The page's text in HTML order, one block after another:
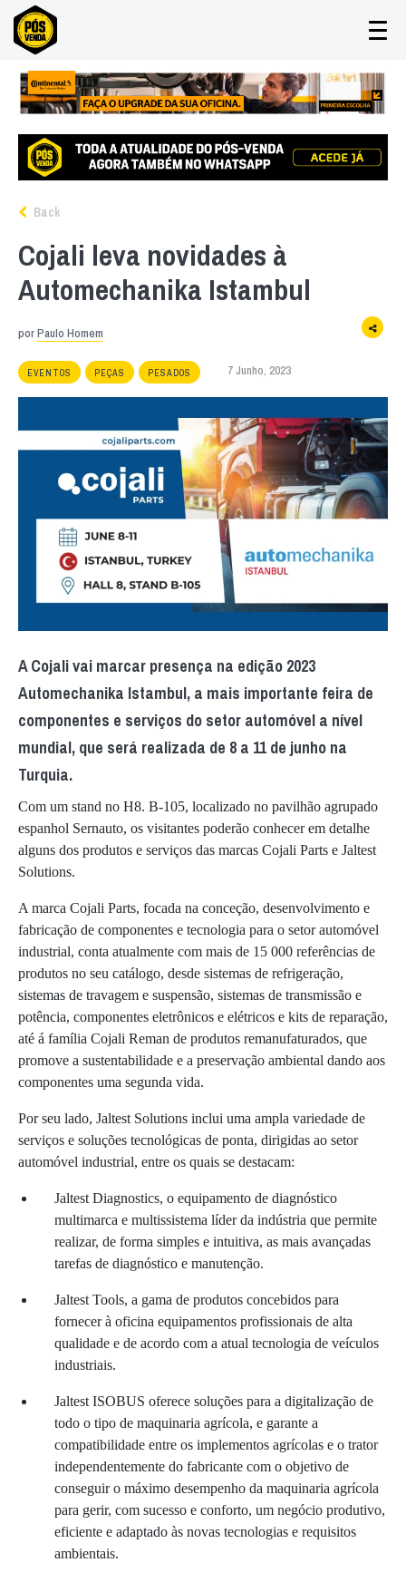
Back
Cojali leva novidades à
Automechanika Istambul
porPaulo Homem
EVENTOS PEÇAS PESADOS 7 Junho, 2023
A Cojali vai marcar presença na edição 2023
Automechanika Istambul, a mais importante feira de
componentes e serviços do setor automóvel a nível
mundial, que será realizada de 8 a 11 de junho na
Turquia.
Com um stand no H8. B-105, localizado no pavilhão agrupado
espanhol Sernauto, os visitantes poderão conhecer em detalhe
alguns dos produtos e serviços das marcas Cojali Parts e Jaltest
Solutions.
A marca Cojali Parts, focada na conceção, desenvolvimento e
fabricação de componentes e tecnologia para o setor automóvel
industrial, conta atualmente com mais de 15 000 referências de
produtos no seu catálogo, desde sistemas de refrigeração,
sistemas de travagem e suspensão, sistemas de transmissão e
potência, componentes eletrônicos e elétricos e kits de reparação,
até á família Cojali Reman de produtos remanufaturados, que
promove a sustentabilidade e a preservação ambiental dando aos
componentes uma segunda vida.
Por seu lado, Jaltest Solutions inclui uma ampla variedade de
serviços e soluções tecnológicas de ponta, dirigidas ao setor
automóvel industrial, entre os quais se destacam:
Jaltest Diagnostics, o equipamento de diagnóstico
multimarca e multissistema líder da indústria que permite
realizar, de forma simples e intuitiva, as mais avançadas
tarefas de diagnóstico e manutenção.
Jaltest Tools, a gama de produtos concebidos para
fornecer à oficina equipamentos profissionais de alta
qualidade e de acordo com a atual tecnologia de veículos
industriais.
Jaltest ISOBUS oferece soluções para a digitalização de
todo o tipo de maquinaria agrícola, e garante a
compatibilidade entre os implementos agrícolas e o trator
independentemente do fabricante com o objetivo de
conseguir o máximo desempenho da maquinaria agrícola
para gerir, com sucesso e conforto, um negócio produtivo,
eficiente e adaptado às novas tecnologias e requisitos
ambientais.